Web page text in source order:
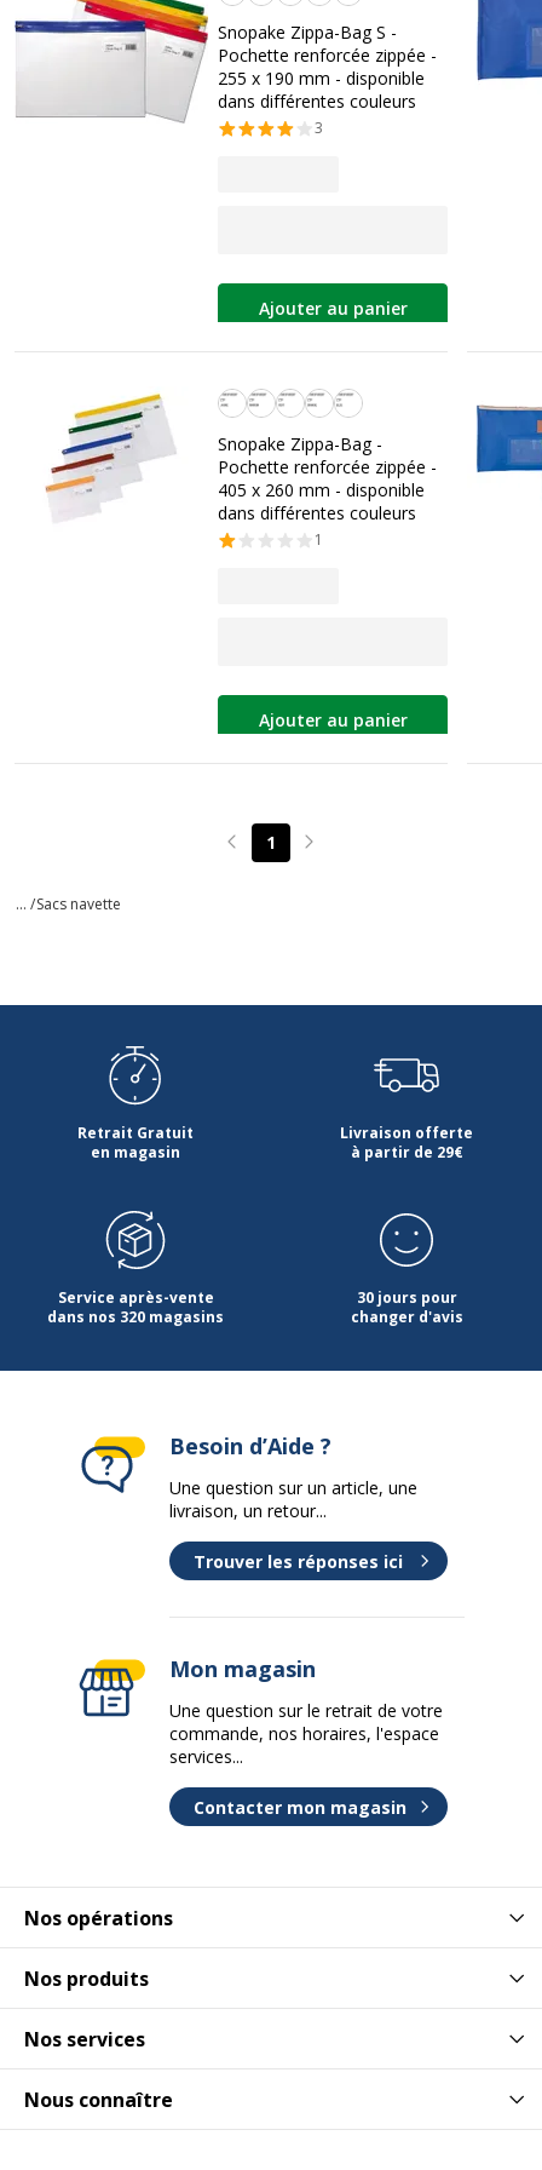
Snopake Zippa-Bag S -
Pochette renforcée zippée -
255 x 190 mm - disponible
dans différentes couleurs
3
Ajouter au panier
Personnalisation de la couleur
Snopake Zippa-Bag -
Pochette renforcée zippée -
405 x 260 mm - disponible
dans différentes couleurs
1
Ajouter au panier
Page précédente
1 Page suivante
... /Sacs navette
Retrait Gratuit
en magasin
Livraison offerte
à partir de 29€
Service après-vente
dans nos 320 magasins
30 jours pour
changer d'avis
Nos opérations
Nos produits
Nos services
Nous connaître
Besoin d’Aide ?
Une question sur un article, une
livraison, un retour...
Trouver les réponses ici
Mon magasin
Une question sur le retrait de votre
commande, nos horaires, l'espace
services...
Contacter mon magasin